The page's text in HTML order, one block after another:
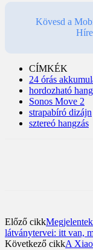
Kövesd a
CÍMKÉK
24 órás
hordozható
Sonos Move 2
strapabíró dizájn
sztereó hangzás
Előző cikk
látványtervei: itt van,
Következő cikkA